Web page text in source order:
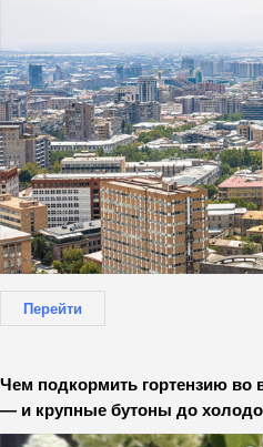
Перейти
Чем подкормить гортензию во
— и крупные бутоны до